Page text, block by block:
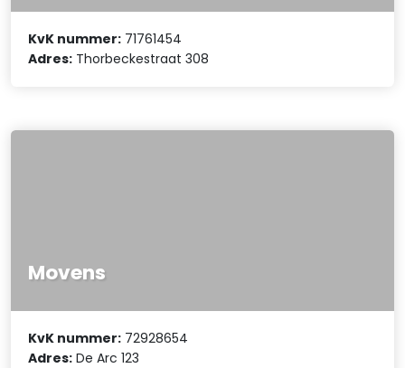
KvK nummer: 71761454
Adres: Thorbeckestraat 308
Movens
KvK nummer: 72928654
Adres: De Arc 123